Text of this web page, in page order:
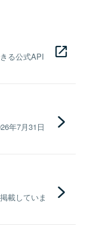
る公式API
年7月31日
載していま